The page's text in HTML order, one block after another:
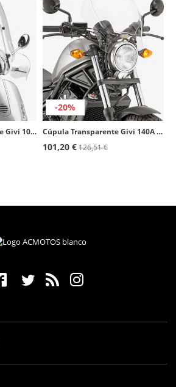
Parabrisas Transparente Givi 104A para Piaggio Vespa LX 50/125/150 (05-14), Granturismo 125/200 (03-08), GTS 125/150/250/300/310
-20%
Cúpula Transparente Givi 140A para Varios modelos de Benelli, Brixton, Fantic, Honda, Keeway, Moto Guzzi, Moto Morini, Royal Enf
101,20 €126,51 €